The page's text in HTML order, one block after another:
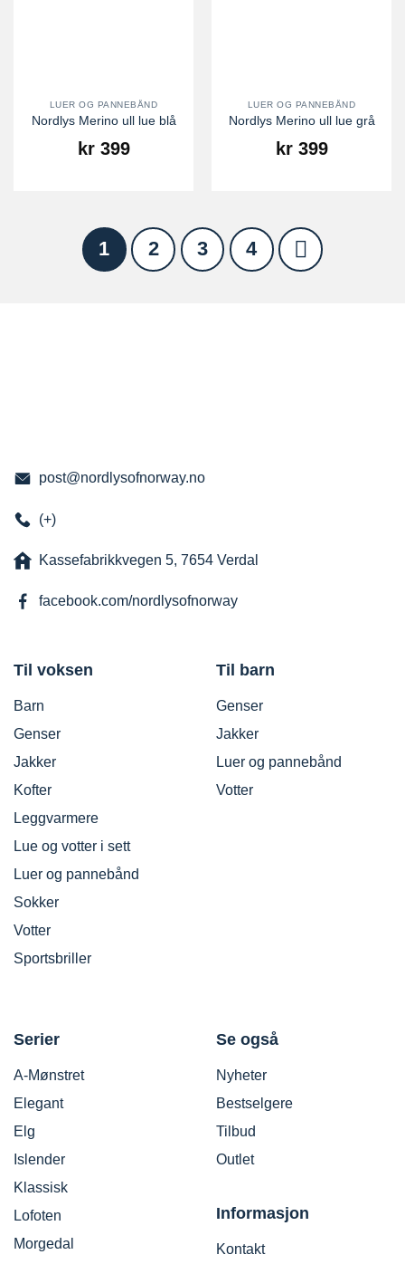
LUER OG PANNEBÅND
Nordlys Merino ull lue blå
kr399
LUER OG PANNEBÅND
Nordlys Merino ull lue grå
kr399
1 2 3 4
post@nordlysofnorway.no
(+)
Kassefabrikkvegen 5, 7654 Verdal
facebook.com/nordlysofnorway
Til voksen
Barn
Genser
Jakker
Kofter
Leggvarmere
Lue og votter i sett
Luer og pannebånd
Sokker
Votter
Sportsbriller
Til barn
Genser
Jakker
Luer og pannebånd
Votter
Serier
A-Mønstret
Elegant
Elg
Islender
Klassisk
Lofoten
Morgedal
Se også
Nyheter
Bestselgere
Tilbud
Outlet
Informasjon
Kontakt